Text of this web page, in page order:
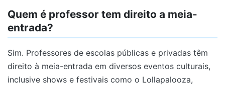
Quem é professor tem direito a meia-
entrada?
Sim. Professores de escolas públicas e privadas têm
direito à meia-entrada em diversos eventos culturais,
inclusive shows e festivais como o Lollapalooza,